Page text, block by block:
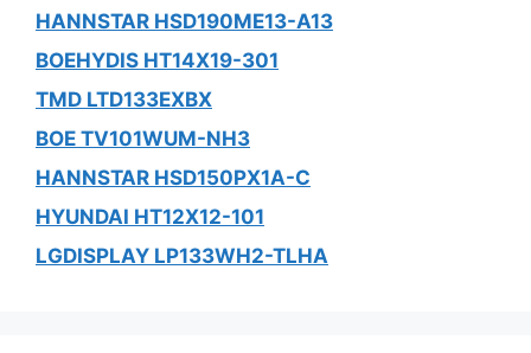
HANNSTAR HSD190ME13-A13
BOEHYDIS HT14X19-301
TMD LTD133EXBX
BOE TV101WUM-NH3
HANNSTAR HSD150PX1A-C
HYUNDAI HT12X12-101
LGDISPLAY LP133WH2-TLHA